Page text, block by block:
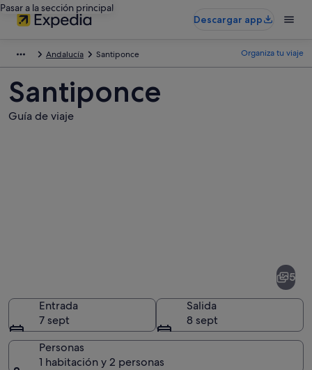
Pasar a la sección principal
Descargar app
Andalucía Santiponce Organiza tu viaje
Santiponce
Guía de viaje
5
Entrada
7 sept
Salida
8 sept
Personas
1 habitación y 2 personas